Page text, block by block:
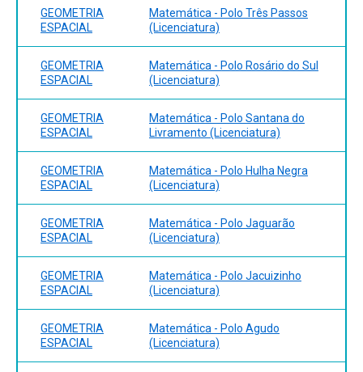
GEOMETRIA
ESPACIAL
Matemática - Polo Três Passos
(Licenciatura)
GEOMETRIA
ESPACIAL
Matemática - Polo Rosário do Sul
(Licenciatura)
GEOMETRIA
ESPACIAL
Matemática - Polo Santana do
Livramento (Licenciatura)
GEOMETRIA
ESPACIAL
Matemática - Polo Hulha Negra
(Licenciatura)
GEOMETRIA
ESPACIAL
Matemática - Polo Jaguarão
(Licenciatura)
GEOMETRIA
ESPACIAL
Matemática - Polo Jacuizinho
(Licenciatura)
GEOMETRIA
ESPACIAL
Matemática - Polo Agudo
(Licenciatura)